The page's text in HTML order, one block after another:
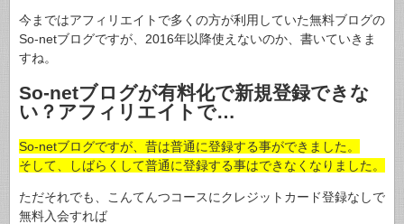
今まではアフィリエイトで多くの方が利用していた無料ブログの
So-netブログですが、2016年以降使えないのか、書いていきま
すね。
So-netブログが有料化で新規登録できな
い？アフィリエイトで…
So-netブログですが、昔は普通に登録する事ができました。
そして、しばらくして普通に登録する事はできなくなりました。
ただそれでも、こんてんつコースにクレジットカード登録なしで
無料入会すれば